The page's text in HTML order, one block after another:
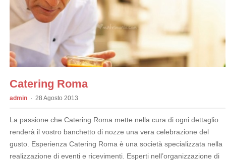
Catering Roma
admin 28 Agosto 2013
La passione che Catering Roma mette nella cura di ogni dettaglio
renderà il vostro banchetto di nozze una vera celebrazione del
gusto. Esperienza Catering Roma è una società specializzata nella
realizzazione di eventi e ricevimenti. Esperti nell’organizzazione di